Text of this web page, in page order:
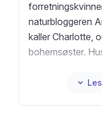
naturbloggeren
kaller Charlotte,
bohemsøster.
"Vinter" er Ali